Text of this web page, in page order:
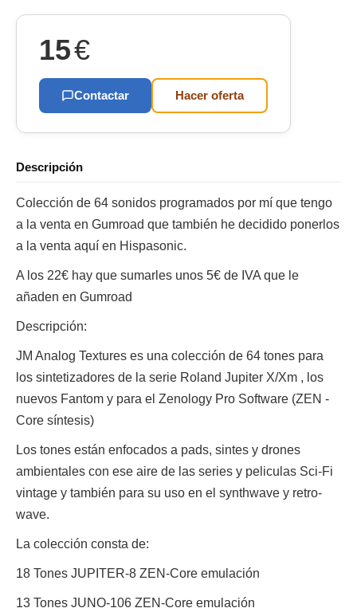
15€
Contactar Hacer oferta
Descripción
Colección de 64 sonidos programados por mí que tengo
a la venta en Gumroad que también he decidido ponerlos
a la venta aquí en Hispasonic.
A los 22€ hay que sumarles unos 5€ de IVA que le
añaden en Gumroad
Descripción:
JM Analog Textures es una colección de 64 tones para
los sintetizadores de la serie Roland Jupiter X/Xm , los
nuevos Fantom y para el Zenology Pro Software (ZEN -
Core síntesis)
Los tones están enfocados a pads, sintes y drones
ambientales con ese aire de las series y peliculas Sci-Fi
vintage y también para su uso en el synthwave y retro-
wave.
La colección consta de:
18 Tones JUPITER-8 ZEN-Core emulación
13 Tones JUNO-106 ZEN-Core emulación